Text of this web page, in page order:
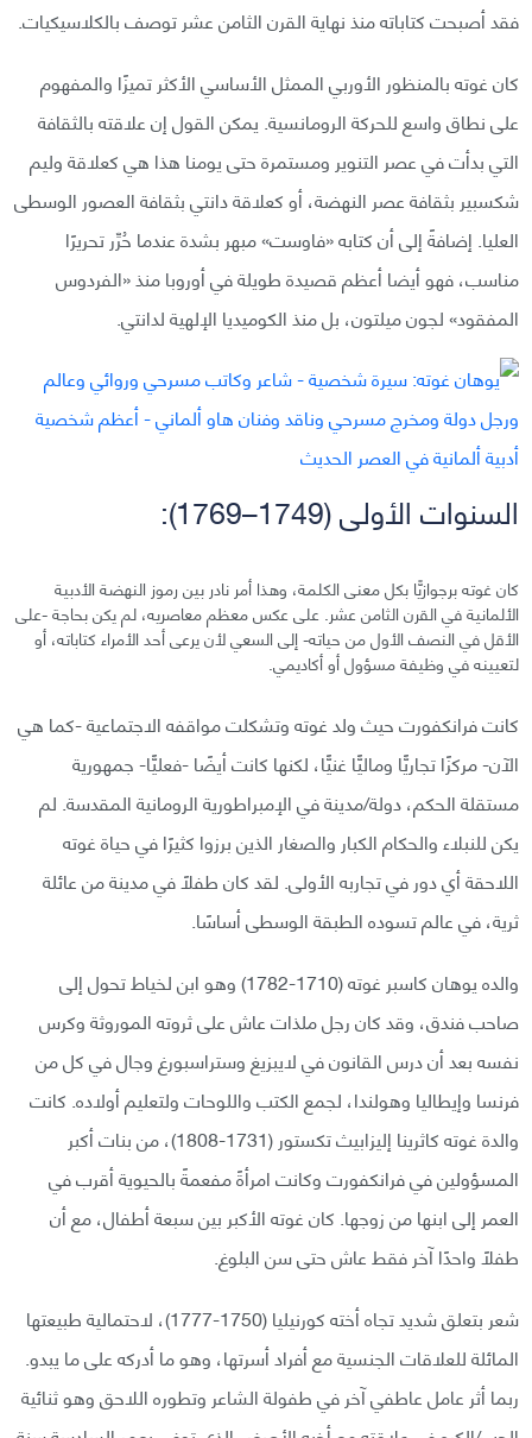
فقد أصبحت كتاباته منذ نهاية القرن الثامن عشر توصف بالكلاسيكيات.
كان غوته بالمنظور الأوربي الممثل الأساسي الأكثر تميزًا والمفهوم
على نطاق واسع للحركة الرومانسية. يمكن القول إن علاقته بالثقافة
التي بدأت في عصر التنوير ومستمرة حتى يومنا هذا هي كعلاقة وليم
شكسبير بثقافة عصر النهضة، أو كعلاقة دانتي بثقافة العصور الوسطى
العليا. إضافةً إلى أن كتابه «فاوست» مبهر بشدة عندما حُرِّر تحريرًا
مناسب، فهو أيضا أعظم قصيدة طويلة في أوروبا منذ «الفردوس
المفقود» لجون ميلتون، بل منذ الكوميديا الإلهية لدانتي.
السنوات الأولى (1749–1769):
كان غوته برجوازيًّا بكل معنى الكلمة، وهذا أمر نادر بين رموز النهضة الأدبية
الألمانية في القرن الثامن عشر. على عكس معظم معاصريه، لم يكن بحاجة -على
الأقل في النصف الأول من حياته- إلى السعي لأن يرعى أحد الأمراء كتاباته، أو
لتعيينه في وظيفة مسؤول أو أكاديمي.
كانت فرانكفورت حيث ولد غوته وتشكلت مواقفه الاجتماعية -كما هي
الآن- مركزًا تجاريًّا وماليًّا غنيًّا، لكنها كانت أيضًا -فعليًّا- جمهورية
مستقلة الحكم، دولة/مدينة في الإمبراطورية الرومانية المقدسة. لم
يكن للنبلاء والحكام الكبار والصغار الذين برزوا كثيرًا في حياة غوته
اللاحقة أي دور في تجاربه الأولى. لقد كان طفلًا في مدينة من عائلة
ثرية، في عالم تسوده الطبقة الوسطى أساسًا.
والده يوهان كاسبر غوته (1710-1782) وهو ابن لخياط تحول إلى
صاحب فندق، وقد كان رجل ملذات عاش على ثروته الموروثة وكرس
نفسه بعد أن درس القانون في لايبزيغ وستراسبورغ وجال في كل من
فرنسا وإيطاليا وهولندا، لجمع الكتب واللوحات ولتعليم أولاده. كانت
والدة غوته كاثرينا إليزابيث تكستور (1731-1808)، من بنات أكبر
المسؤولين في فرانكفورت وكانت امرأةً مفعمةً بالحيوية أقرب في
العمر إلى ابنها من زوجها. كان غوته الأكبر بين سبعة أطفال، مع أن
طفلًا واحدًا آخر فقط عاش حتى سن البلوغ.
شعر بتعلق شديد تجاه أخته كورنيليا (1750-1777)، لاحتمالية طبيعتها
المائلة للعلاقات الجنسية مع أفراد أسرتها، وهو ما أدركه على ما يبدو.
ربما أثر عامل عاطفي آخر في طفولة الشاعر وتطوره اللاحق وهو ثنائية